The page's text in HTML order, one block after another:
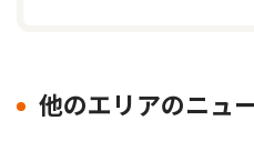
他のエリアのニュ